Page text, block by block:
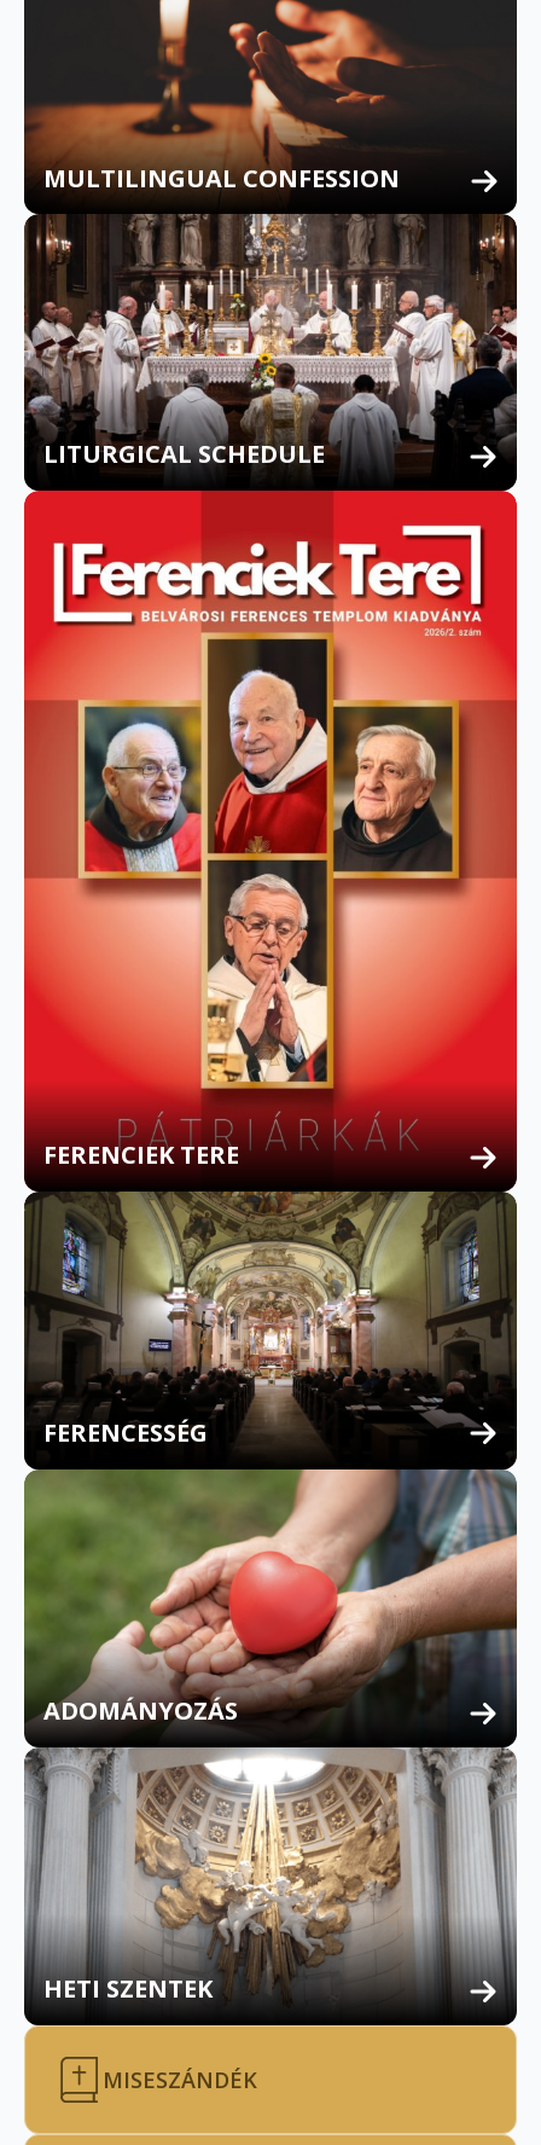
MULTILINGUAL CONFESSION
LITURGICAL SCHEDULE
FERENCIEK TERE
FERENCESSÉG
MULTILINGUAL CONFESSION
ADOMÁNYOZÁS
HETI SZENTEK
MISESZÁNDÉK